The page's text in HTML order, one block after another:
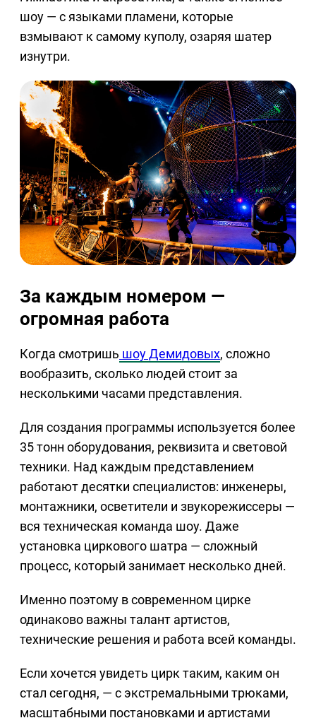
шоу — с языками пламени, которые
взмывают к самому куполу, озаряя шатер
изнутри.
За каждым номером —
огромная работа
Когда смотришь шоу Демидовых, сложно
вообразить, сколько людей стоит за
несколькими часами представления.
Для создания программы используется более
35 тонн оборудования, реквизита и световой
техники. Над каждым представлением
работают десятки специалистов: инженеры,
монтажники, осветители и звукорежиссеры —
вся техническая команда шоу. Даже
установка циркового шатра — сложный
процесс, который занимает несколько дней.
Именно поэтому в современном цирке
одинаково важны талант артистов,
технические решения и работа всей команды.
Если хочется увидеть цирк таким, каким он
стал сегодня, — с экстремальными трюками,
масштабными постановками и артистами